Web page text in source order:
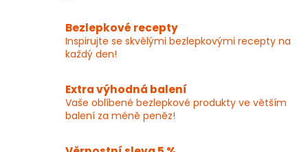
v
k
p
i
s
Bezlepkové recepty
Inspirujte se skvělými bezlepkovými recepty na
každý den!
Extra výhodná balení
Vaše oblíbené bezlepkové produkty ve větším
balení za méně peněz!